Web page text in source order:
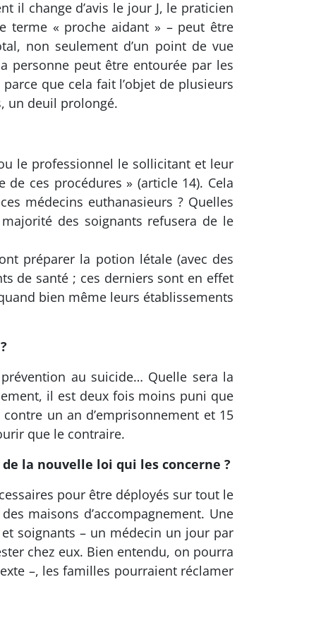
il change d’avis le jour J, le praticien
terme « proche aidant » – peut être
non seulement d’un point de vue
personne peut être entourée par les
que cela fait l’objet de plusieurs
un deuil prolongé.
le professionnel le sollicitant et leur
ces procédures » (article 14). Cela
médecins euthanasieurs ? Quelles
des soignants refusera de le
préparer la potion létale (avec des
de santé ; ces derniers sont en effet
bien même leurs établissements
au suicide… Quelle sera la
il est deux fois moins puni que
un an d’emprisonnement et 15
que le contraire.
la nouvelle loi qui les concerne ?
pour être déployés sur tout le
maisons d’accompagnement. Une
et soignants – un médecin un jour par
chez eux. Bien entendu, on pourra
–, les familles pourraient réclamer